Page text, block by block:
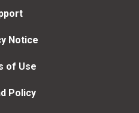
Notice
of Use
Policy